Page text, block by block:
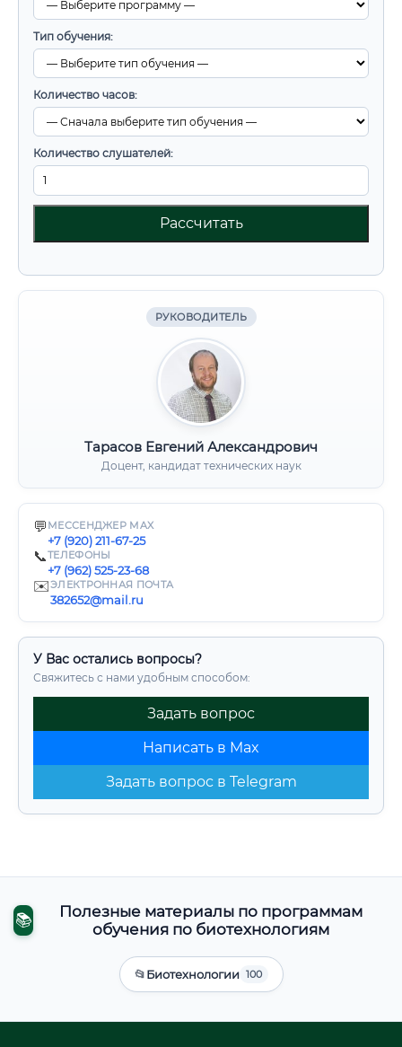
Тип обучения:
Количество часов:
Количество слушателей:
Рассчитать
РУКОВОДИТЕЛЬ
Тарасов Евгений Александрович
Доцент, кандидат технических наук
💬 МЕССЕНДЖЕР MAX
+7 (920) 211-67-25
📞ТЕЛЕФОНЫ
+7 (962) 525-23-68
✉️ЭЛЕКТРОННАЯ ПОЧТА
382652@mail.ru
У Вас остались вопросы?
Свяжитесь с нами удобным способом:
Задать вопрос
Написать в Max
Задать вопрос в Telegram
📚
Полезные материалы по программам
обучения по биотехнологиям
📂Биотехнологии 100